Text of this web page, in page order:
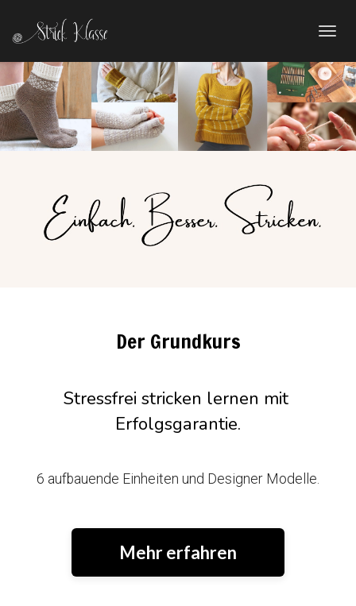
Der Grundkurs
Stressfrei stricken lernen mit
Erfolgsgarantie.
6 aufbauende Einheiten und Designer Modelle.
Mehr erfahren